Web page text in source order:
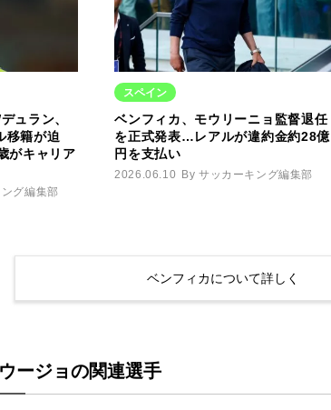
ュラン、
移籍が迫
がキャリア
グ編集部
スペイン
ベンフィカ、モウリーニョ監督退任
を正式発表…レアルが違約金約28億
円を支払い
2026.06.10 By サッカーキング編集部
ベンフィカについて詳しく
ージョの関連選手